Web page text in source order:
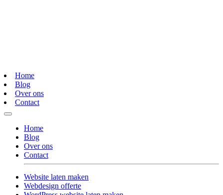
Home
Blog
Over ons
Contact
Home
Blog
Over ons
Contact
Website laten maken
Webdesign offerte